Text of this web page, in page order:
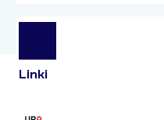
Linki